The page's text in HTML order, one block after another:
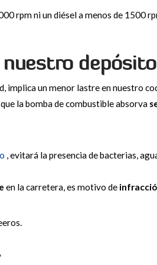
rpm ni un diésel a menos de 1500
implica un menor lastre en nuestro
la bomba de combustible absorva
, evitará la presencia de bacterias,
en la carretera, es motivo de